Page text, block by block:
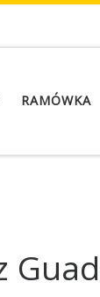
RAMÓWKA